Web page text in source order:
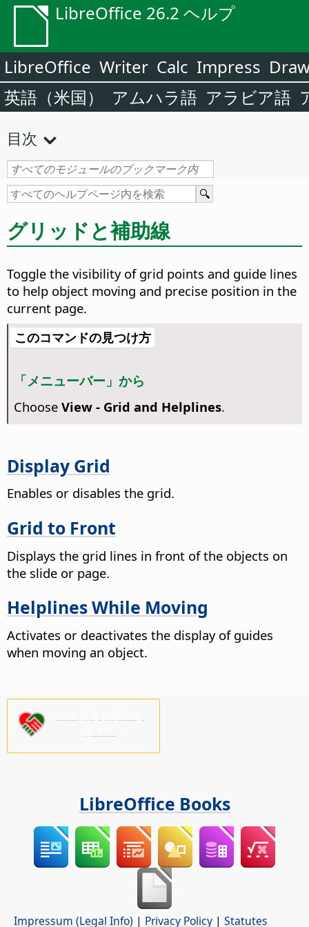
LibreOffice 26.2 ヘルプ
LibreOffice Writer Calc Impress
英語（米国）
アムハラ語 アラビア語
目次
グリッドと補助線
Toggle the visibility of grid points and guide lines
to help object moving and precise position in the
current page.
このコマンドの見つけ方
「メニューバー」から
Choose View - Grid and Helplines.
Display Grid
Enables or disables the grid.
Grid to Front
Displays the grid lines in front of the objects on
the slide or page.
Helplines While Moving
Activates or deactivates the display of guides
when moving an object.
LibreOffice Books
Impressum (Legal Info) | Privacy Policy | Statutes